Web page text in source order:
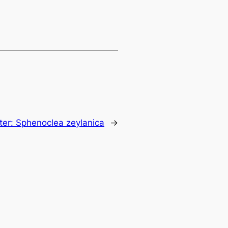
Sphenoclea zeylanica →